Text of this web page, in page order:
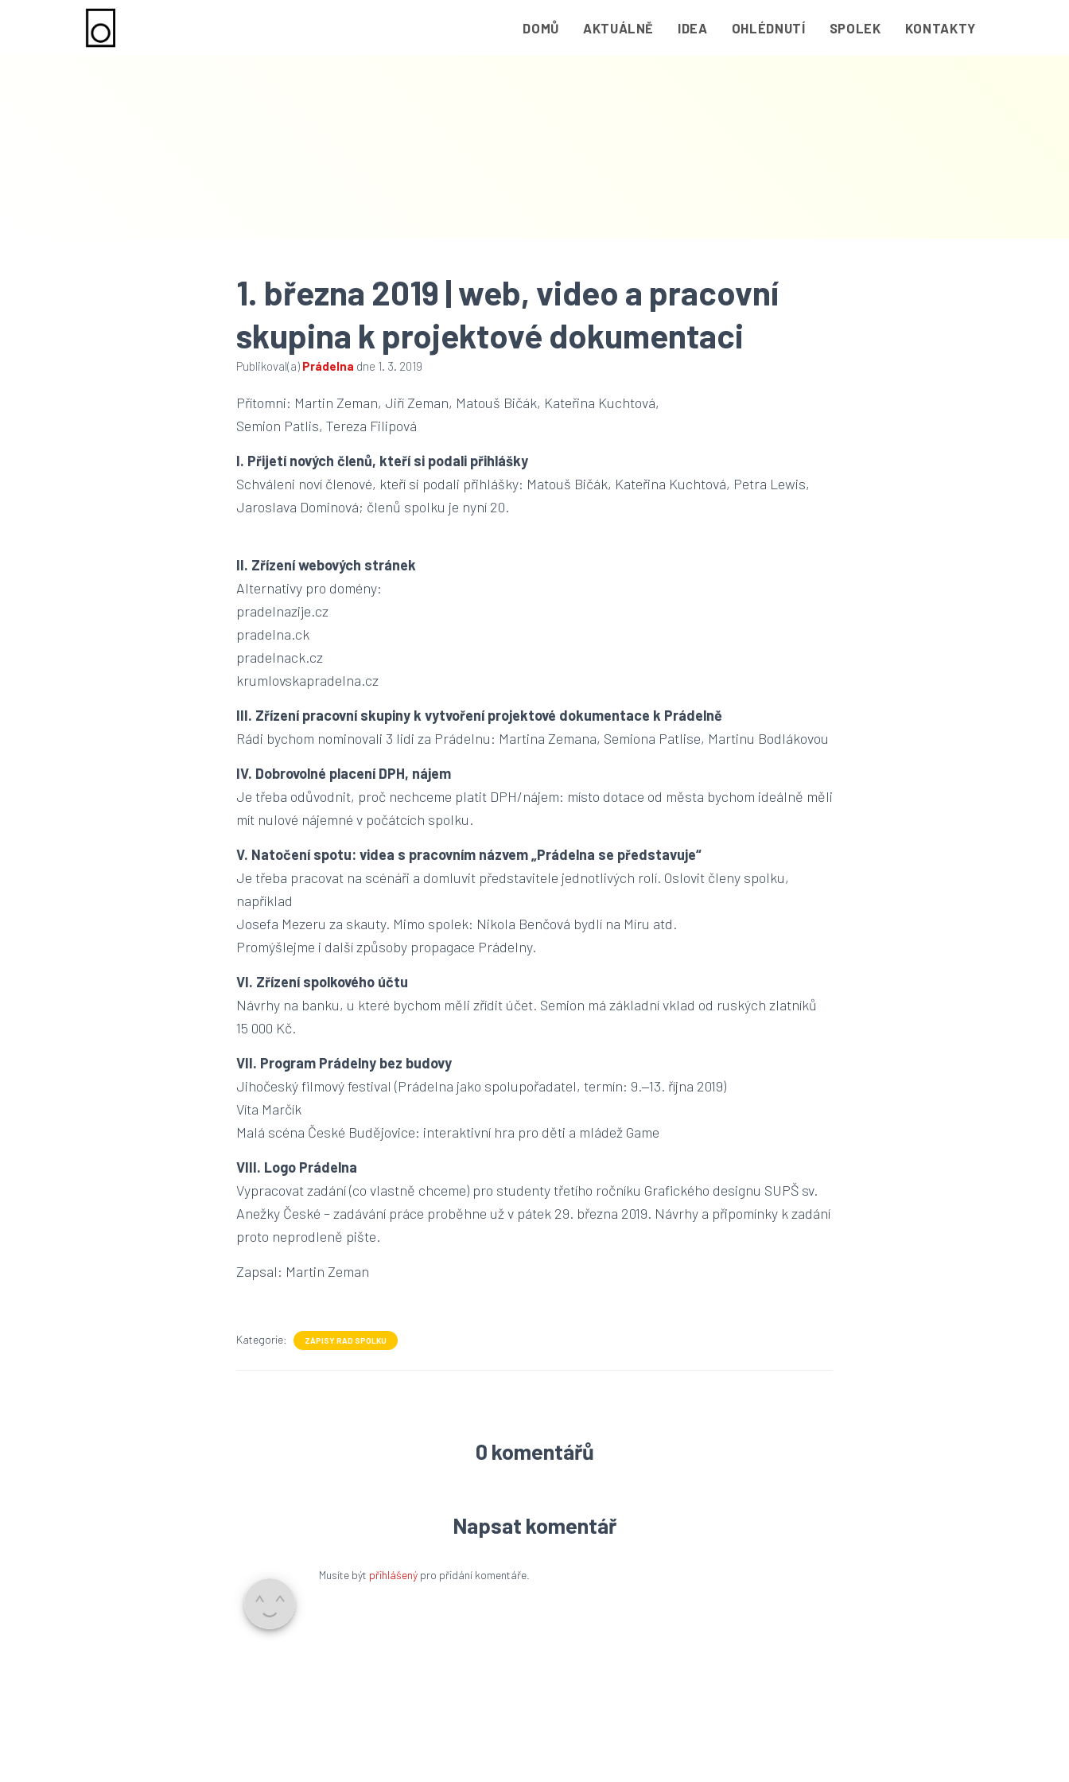
DOMŮ AKTUÁLNĚ IDEA OHLÉDNUTÍ SPOLEK KONTAKTY
1. března 2019 | web, video a pracovní
skupina k projektové dokumentaci
Publikoval(a) Prádelna dne 1. 3. 2019
Přítomni: Martin Zeman, Jiří Zeman, Matouš Bičák, Kateřina Kuchtová,
Semion Patlis, Tereza Filipová
I. Přijetí nových členů, kteří si podali přihlášky
Schváleni noví členové, kteří si podali přihlášky: Matouš Bičák, Kateřina Kuchtová, Petra Lewis,
Jaroslava Dominová; členů spolku je nyní 20.
II. Zřízení webových stránek
Alternativy pro domény:
pradelnazije.cz
pradelna.ck
pradelnack.cz
krumlovskapradelna.cz
III. Zřízení pracovní skupiny k vytvoření projektové dokumentace k Prádelně
Rádi bychom nominovali 3 lidi za Prádelnu: Martina Zemana, Semiona Patlise, Martinu Bodlákovou
IV. Dobrovolné placení DPH, nájem
Je třeba odůvodnit, proč nechceme platit DPH/nájem: místo dotace od města bychom ideálně měli
mít nulové nájemné v počátcích spolku.
V. Natočení spotu: videa s pracovním názvem „Prádelna se představuje“
Je třeba pracovat na scénáři a domluvit představitele jednotlivých rolí. Oslovit členy spolku,
například
Josefa Mezeru za skauty. Mimo spolek: Nikola Benčová bydlí na Míru atd.
Promýšlejme i další způsoby propagace Prádelny.
VI. Zřízení spolkového účtu
Návrhy na banku, u které bychom měli zřídit účet. Semion má základní vklad od ruských zlatníků
15 000 Kč.
VII. Program Prádelny bez budovy
Jihočeský filmový festival (Prádelna jako spolupořadatel, termín: 9.‒13. října 2019)
Víta Marčík
Malá scéna České Budějovice: interaktivní hra pro děti a mládež Game
VIII. Logo Prádelna
Vypracovat zadání (co vlastně chceme) pro studenty třetího ročníku Grafického designu SUPŠ sv.
Anežky České – zadávání práce proběhne už v pátek 29. března 2019. Návrhy a připomínky k zadání
proto neprodleně pište.
Zapsal: Martin Zeman
Kategorie: ZÁPISY RAD SPOLKU
0 komentářů
Napsat komentář
Musíte být přihlášený pro přidání komentáře.